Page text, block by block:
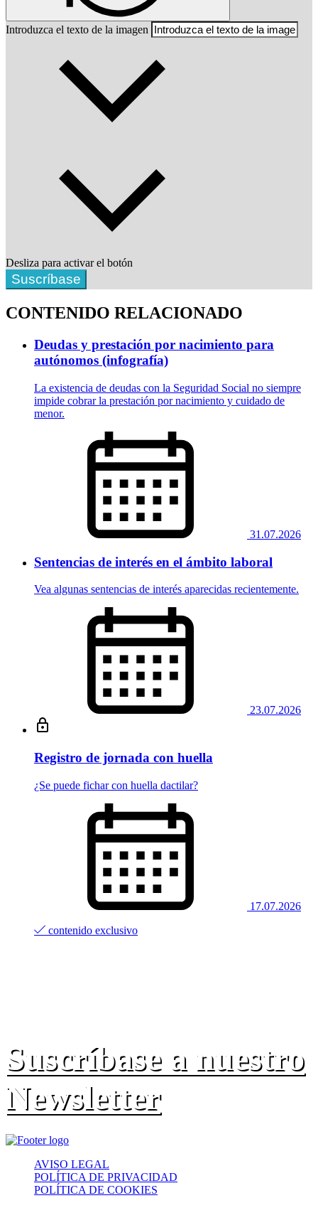
Introduzca el texto de la imagen
Desliza para activar el botón
Suscríbase
CONTENIDO RELACIONADO
Deudas y prestación por nacimiento para
autónomos (infografía)
La existencia de deudas con la Seguridad Social no siempre
impide cobrar la prestación por nacimiento y cuidado de
menor.
31.07.2026
Sentencias de interés en el ámbito laboral
Vea algunas sentencias de interés aparecidas recientemente.
23.07.2026
Registro de jornada con huella
¿Se puede fichar con huella dactilar?
17.07.2026
contenido exclusivo
Suscríbase a nuestro
Newsletter
AVISO LEGAL
POLÍTICA DE PRIVACIDAD
POLÍTICA DE COOKIES